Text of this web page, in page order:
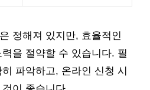
정해져 있지만, 효율적인
을 절약할 수 있습니다. 필
파악하고, 온라인 신청 시